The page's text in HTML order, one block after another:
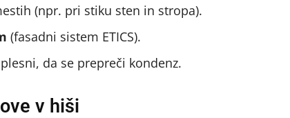
(npr. pri stiku sten in stropa).
(fasadni sistem ETICS).
da se prepreči kondenz.
v hiši